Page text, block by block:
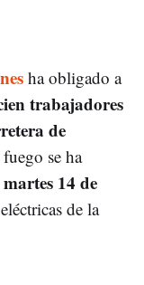
ha obligado a
trabajadores
de
se ha
martes 14 de
de la